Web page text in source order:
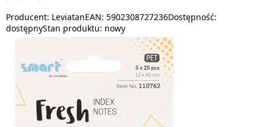
Producent: LeviatanEAN: 5902308727236Dostępność:
dostępnyStan produktu: nowy